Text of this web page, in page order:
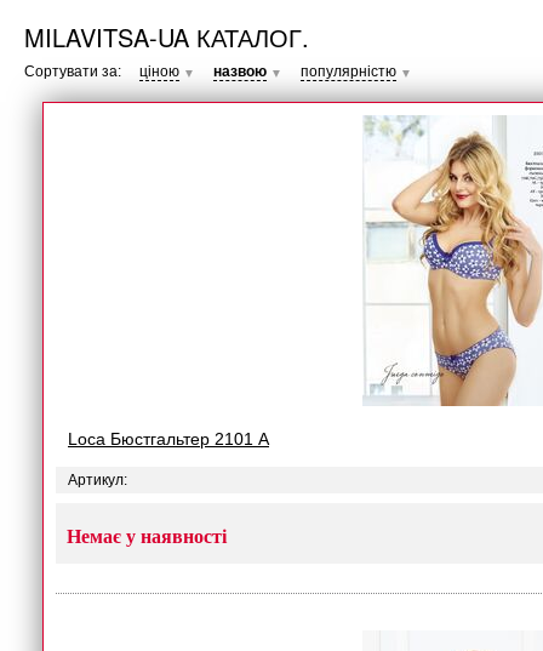
MILAVITSA-UA КАТАЛОГ.
Сортувати за: ціною ▼ назвою ▼ популярністю ▼
Loca Бюстгальтер 2101 A
Артикул:
Немає у наявності